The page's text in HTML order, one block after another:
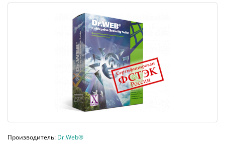
Производитель: Dr.Web®